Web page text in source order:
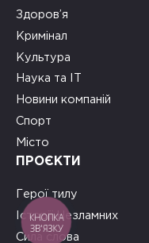
Здоров’я
Кримінал
Культура
Наука та ІТ
Новини компаній
Спорт
Місто
ПРОЄКТИ
Герої тилу
Історії Незламних
Сила слова
КНОПКА
ЗВ'ЯЗКУ